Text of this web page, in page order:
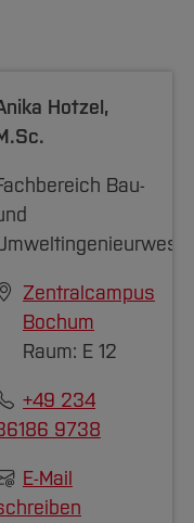
Hotzel,
Bau-
Zentralcampus
Bochum
Raum: E 12
+49 234
9738
E-Mail